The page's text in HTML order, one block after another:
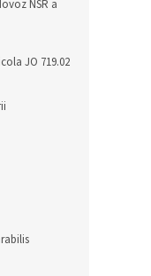
NSR a
JO 719.02